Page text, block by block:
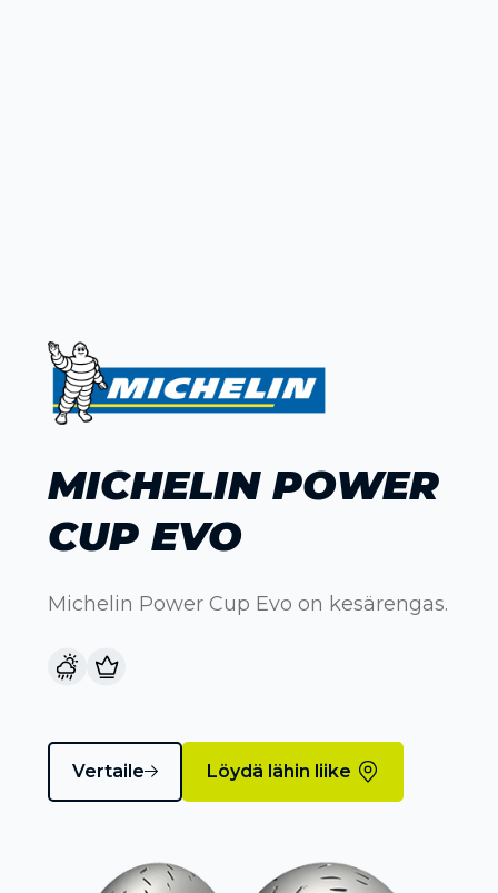
MICHELIN POWER
CUP EVO
Michelin Power Cup Evo on kesärengas.
Vertaile Löydä lähin liike